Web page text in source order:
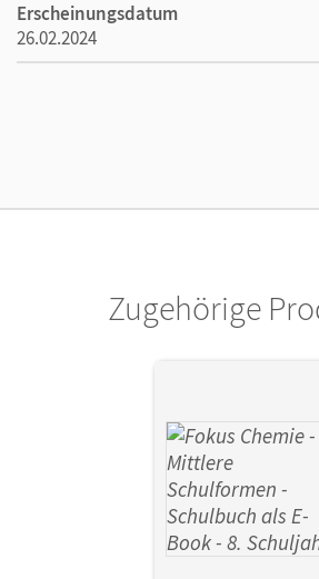
Erscheinungsdatum
26.02.2024
Zugehörige